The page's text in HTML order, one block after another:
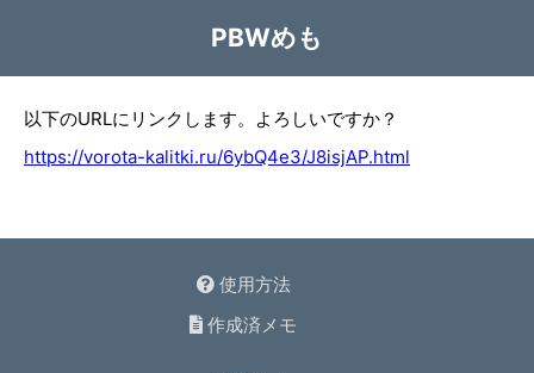
PBWめも
以下のURLにリンクします。よろしいですか？
https://vorota-kalitki.ru/6ybQ4e3/J8isjAP.html
使用方法
作成済メモ